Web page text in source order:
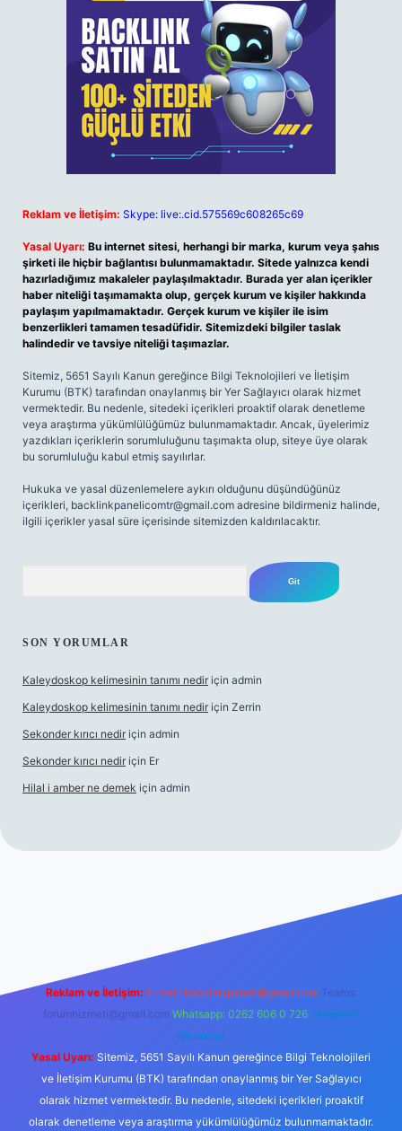
Reklam ve İletişim: Skype: live:.cid.575569c608265c69
Yasal Uyarı: Bu internet sitesi, herhangi bir marka, kurum veya şahıs
şirketi ile hiçbir bağlantısı bulunmamaktadır. Sitede yalnızca kendi
hazırladığımız makaleler paylaşılmaktadır. Burada yer alan içerikler
haber niteliği taşımamakta olup, gerçek kurum ve kişiler hakkında
paylaşım yapılmamaktadır. Gerçek kurum ve kişiler ile isim
benzerlikleri tamamen tesadüfidir. Sitemizdeki bilgiler taslak
halindedir ve tavsiye niteliği taşımazlar.
Sitemiz, 5651 Sayılı Kanun gereğince Bilgi Teknolojileri ve İletişim
Kurumu (BTK) tarafından onaylanmış bir Yer Sağlayıcı olarak hizmet
vermektedir. Bu nedenle, sitedeki içerikleri proaktif olarak denetleme
veya araştırma yükümlülüğümüz bulunmamaktadır. Ancak, üyelerimiz
yazdıkları içeriklerin sorumluluğunu taşımakta olup, siteye üye olarak
bu sorumluluğu kabul etmiş sayılırlar.
Hukuka ve yasal düzenlemelere aykırı olduğunu düşündüğünüz
içerikleri, backlinkpanelicomtr@gmail.com adresine bildirmeniz halinde,
ilgili içerikler yasal süre içerisinde sitemizden kaldırılacaktır.
SON YORUMLAR
Kaleydoskop kelimesinin tanımı nedir için admin
Kaleydoskop kelimesinin tanımı nedir için Zerrin
Sekonder kırıcı nedir için admin
Sekonder kırıcı nedir için Er
Hilal i amber ne demek için admin
Reklam ve İletişim: E-mail: backlinkpaneli@gmail.com Teams:
forumhizmeti@gmail.com Whatsapp: 0262 606 0 726 Telegram:
@karabul
Yasal Uyarı: Sitemiz, 5651 Sayılı Kanun gereğince Bilgi Teknolojileri
ve İletişim Kurumu (BTK) tarafından onaylanmış bir Yer Sağlayıcı
olarak hizmet vermektedir. Bu nedenle, sitedeki içerikleri proaktif
olarak denetleme veya araştırma yükümlülüğümüz bulunmamaktadır.